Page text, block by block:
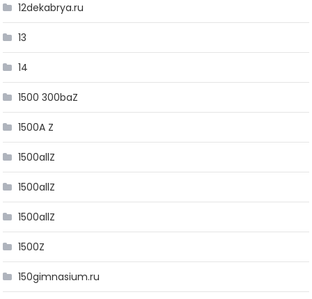
12dekabrya.ru
13
14
1500 300baZ
1500A Z
1500allZ
1500allZ
1500allZ
1500Z
150gimnasium.ru